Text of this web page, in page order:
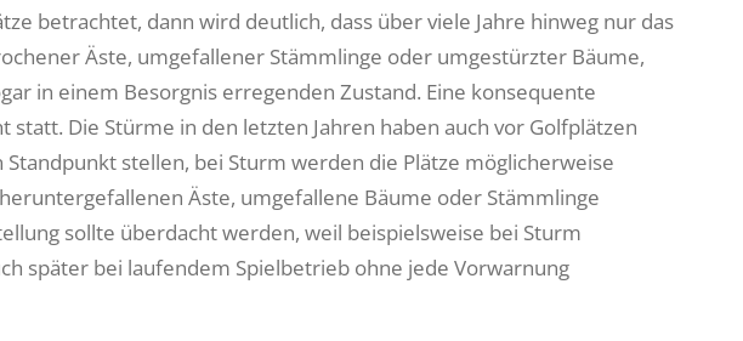
betrachtet, dann wird deutlich, dass über viele Jahre hinweg nur das
Äste, umgefallener Stämmlinge oder umgestürzter Bäume,
in einem Besorgnis erregenden Zustand. Eine konsequente
Die Stürme in den letzten Jahren haben auch vor Golfplätzen
stellen, bei Sturm werden die Plätze möglicherweise
Äste, umgefallene Bäume oder Stämmlinge
sollte überdacht werden, weil beispielsweise bei Sturm
später bei laufendem Spielbetrieb ohne jede Vorwarnung